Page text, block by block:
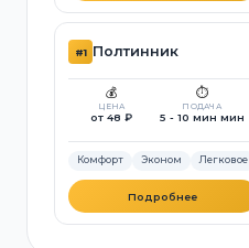
#1 Полтинник
💰
ЦЕНА
от 48 ₽
⏱️
ПОДАЧА
5 - 10 мин мин
Комфорт Эконом Легковое
Подробнее